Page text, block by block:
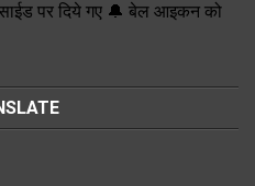
पर दिये गए 🔔 बेल आइकन को